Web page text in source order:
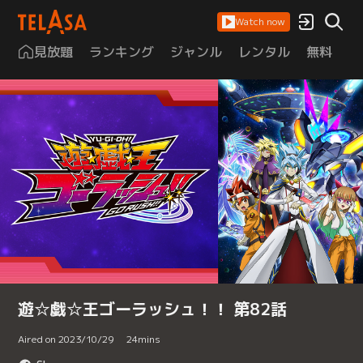
Watch now
見放題 ランキング ジャンル レンタル 無料
遊☆戯☆王ゴーラッシュ！！ 第82話
Aired on 2023/10/29 24mins